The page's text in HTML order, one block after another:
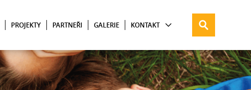
PROJEKTY PARTNEŘI GALERIE KONTAKT